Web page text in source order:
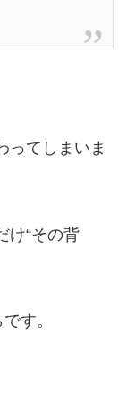
ってしまいま
け“その背
す。